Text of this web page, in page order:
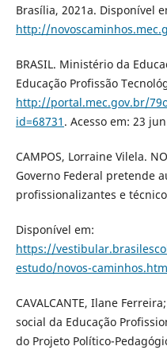
Brasília, 2021a. Disponível
http://
BRASIL. Ministério da
Educação Profissão
http://portal.mec.gov.br/
id=68731 . Acesso em: 23
CAMPOS, Lorraine Vilela.
Governo Federal pretende
profissionalizantes e
Disponível em:
https://
estudo/novos-caminhos.htm
CAVALCANTE, Ilane
social da Educação
do Projeto Político-